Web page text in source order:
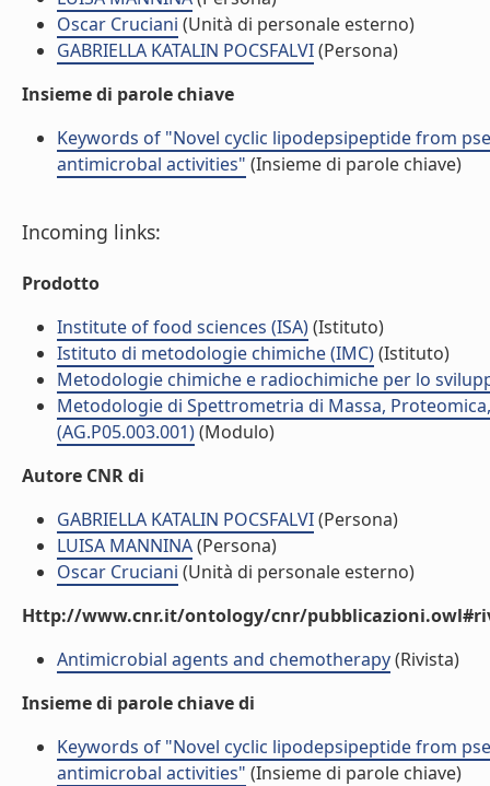
Oscar Cruciani (Unità di personale esterno)
GABRIELLA KATALIN POCSFALVI(Persona)
Insieme di parole chiave
Keywords of "Novel cyclic lipodepsipeptide from
antimicrobal activities" (Insieme di parole chiave)
Incoming links:
Prodotto
Institute of food sciences (ISA)(Istituto)
Istituto di metodologie chimiche (IMC)(Istituto)
Metodologie chimiche e radiochimiche per lo
Metodologie di Spettrometria di Massa,
(AG.P05.003.001)(Modulo)
Autore CNR di
GABRIELLA KATALIN POCSFALVI(Persona)
LUISA MANNINA(Persona)
Oscar Cruciani (Unità di personale esterno)
Http://www.cnr.it/ontology/cnr/
Antimicrobial agents and chemotherapy(Rivista)
Insieme di parole chiave di
Keywords of "Novel cyclic lipodepsipeptide from
antimicrobal activities" (Insieme di parole chiave)